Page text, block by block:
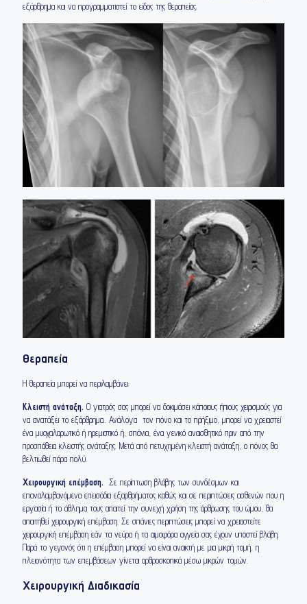
εξάρθρημα και να προγραμματιστεί το είδος της θεραπείας.
Θεραπεία
Η θεραπεία μπορεί να περιλαμβάνει:
Κλειστή ανάταξη. Ο γιατρός σας μπορεί να δοκιμάσει κάποιους ήπιους χειρισμούς για
να ανατάξει το εξάρθρημα.. Ανάλογα τον πόνο και το πρήξιμο, μπορεί να χρειαστεί
ένα μυοχαλαρωτικό ή ηρεμιστικό ή, σπάνια, ένα γενικό αναισθητικό πριν από την
προσπάθεια κλειστής ανάταξης. Μετά από πετυχημένη κλειστή ανάταξη, ο πόνος θα
βελτιωθεί πάρα πολύ.
Χειρουργική επέμβαση. Σε περίπτωση βλάβης των συνδέσμων και
επαναλαμβανόμενα επεισόδια εξαρθρήματος καθώς και σε περιπτώσεις ασθενών που η
εργασία ή το άθλημα τους απαιτεί την συνεχή χρήση της άρθρωσης του ώμου, θα
απαιτηθεί χειρουργική επέμβαση. Σε σπάνιες περιπτώσεις μπορεί να χρειαστείτε
χειρουργική επέμβαση εάν τα νεύρα ή τα αιμοφόρα αγγεία σας έχουν υποστεί βλάβη.
Παρά το γεγονός ότι η επέμβαση μπορεί να είναι ανοικτή με μια μικρή τομή, η
πλειονότητα των επεμβάσεων γίνεται αρθροσκοπικά μέσω μικρών τομών.
Χειρουργική Διαδικασία